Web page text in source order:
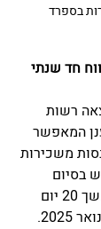
בספרד
חד שנתי
פברואר 2024, יצאה רשות
המאפשר
משכירות
בסיום
השנה, בתקופת ההגשה שתימשך 20 יום